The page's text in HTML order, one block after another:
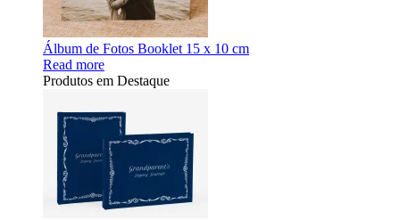
Álbum de Fotos Booklet 15 x 10 cm
Read more
Produtos em Destaque